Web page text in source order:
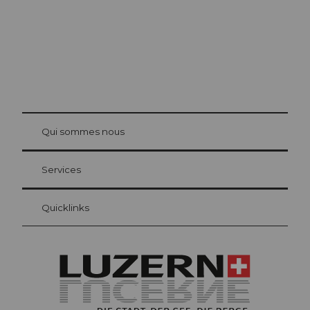
Carte d’hôte Lucerne
Vos avantages en tant qu'hôte pour la nuit
at Bre
Qui sommes nous
Services
Quicklinks